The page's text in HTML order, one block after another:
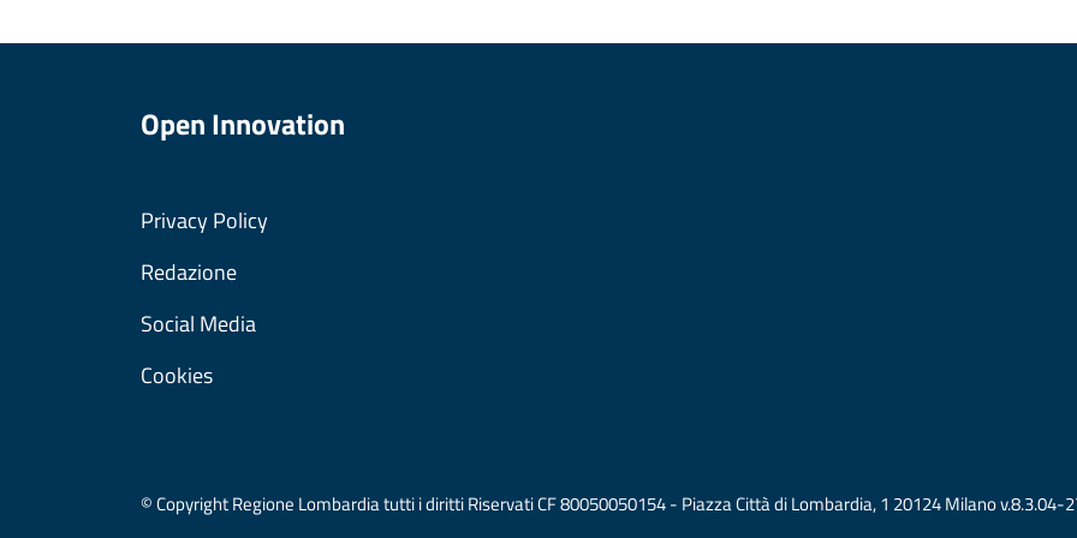
Open Innovation
Privacy Policy
Redazione
Social Media
Cookies
© Copyright Regione Lombardia tutti i diritti Riservati CF 80050050154 - Piazza Città di Lombardia, 1 20124 Milano